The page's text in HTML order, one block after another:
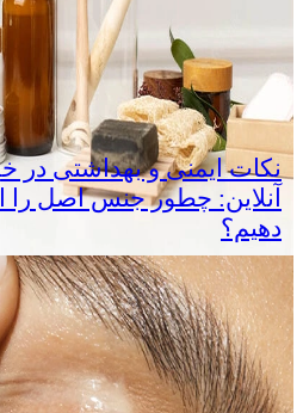
نکات ایمنی و بهداشتی در
آنلاین: چطور جنس اصل
دهیم؟